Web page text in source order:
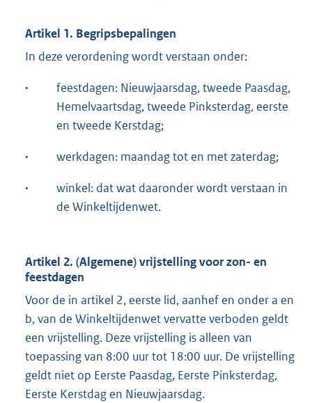
Artikel 1. Begripsbepalingen
In deze verordening wordt verstaan onder:
·
feestdagen: Nieuwjaarsdag, tweede Paasdag,
Hemelvaartsdag, tweede Pinksterdag, eerste
en tweede Kerstdag;
· werkdagen: maandag tot en met zaterdag;
·
winkel: dat wat daaronder wordt verstaan in
de Winkeltijdenwet.
Artikel 2. (Algemene) vrijstelling voor zon- en
feestdagen
Voor de in artikel 2, eerste lid, aanhef en onder a en
b, van de Winkeltijdenwet vervatte verboden geldt
een vrijstelling. Deze vrijstelling is alleen van
toepassing van 8:00 uur tot 18:00 uur. De vrijstelling
geldt niet op Eerste Paasdag, Eerste Pinksterdag,
Eerste Kerstdag en Nieuwjaarsdag.